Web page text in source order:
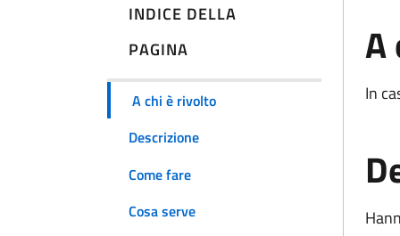
INDICE DELLA
PAGINA
A chi è rivolto
Descrizione
Come fare
Cosa serve
A
In